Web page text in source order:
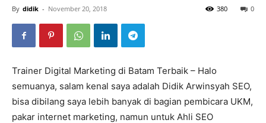
By didik - November 20, 2018 0
380
Trainer Digital Marketing di Batam Terbaik – Halo
semuanya, salam kenal saya adalah Didik Arwinsyah SEO,
bisa dibilang saya lebih banyak di bagian pembicara UKM,
pakar internet marketing, namun untuk Ahli SEO